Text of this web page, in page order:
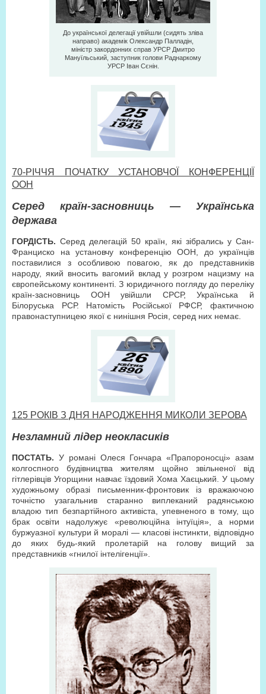
До української делегації увійшли (сидять зліва
направо) академік Олександр Палладін,
міністр закордонних справ УРСР Дмитро
Мануїльський, заступник голови Раднаркому
УРСР Іван Сєнін.
70-РІЧЧЯ ПОЧАТКУ УСТАНОВЧОЇ КОНФЕРЕНЦІЇ
ООН
Серед країн-засновниць — Українська
держава
ГОРДІСТЬ. Серед делегацій 50 країн, які зібрались у Сан-
Франциско на установчу конференцію ООН, до українців
поставилися з особливою повагою, як до представників
народу, який вносить вагомий вклад у розгром нацизму на
європейському континенті. З юридичного погляду до переліку
країн-засновниць ООН увійшли СРСР, Українська й
Білоруська РСР. Натомість Російської РФСР, фактичною
правонаступницею якої є нинішня Росія, серед них немає.
125 РОКІВ З ДНЯ НАРОДЖЕННЯ МИКОЛИ ЗЕРОВА
Незламний лідер неокласиків
ПОСТАТЬ. У романі Олеся Гончара «Прапороносці» азам
колгоспного будівництва жителям щойно звільненої від
гітлерівців Угорщини навчає їздовий Хома Хаєцький. У цьому
художньому образі письменник-фронтовик із вражаючою
точністю узагальнив старанно виплеканий радянською
владою тип безпартійного активіста, упевненого в тому, що
брак освіти надолужує «революційна інтуїція», а норми
буржуазної культури й моралі — класові інстинкти, відповідно
до яких будь-який пролетарій на голову вищий за
представників «гнилої інтелігенції».